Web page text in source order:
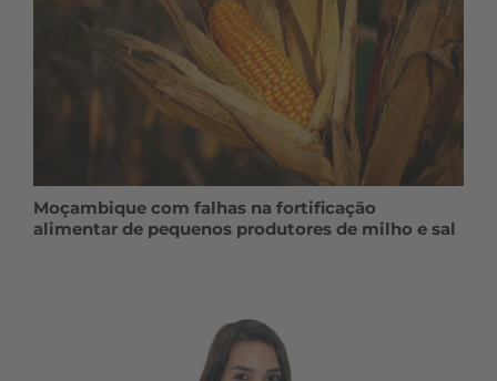
Moçambique com falhas na fortificação
alimentar de pequenos produtores de milho e sal